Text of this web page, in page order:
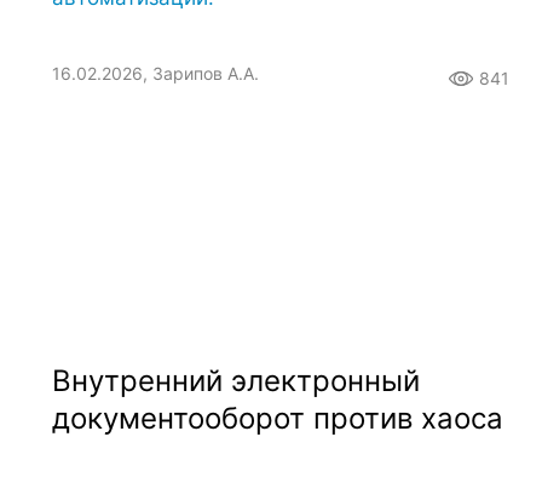
16.02.2026, Зарипов А.А. 841
Внутренний электронный
документооборот против хаоса